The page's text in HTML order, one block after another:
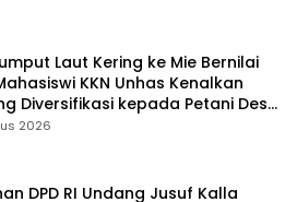
Laut Kering ke Mie Bernilai
KKN Unhas Kenalkan
Diversifikasi kepada Petani Desa
2026
DPD RI Undang Jusuf Kalla